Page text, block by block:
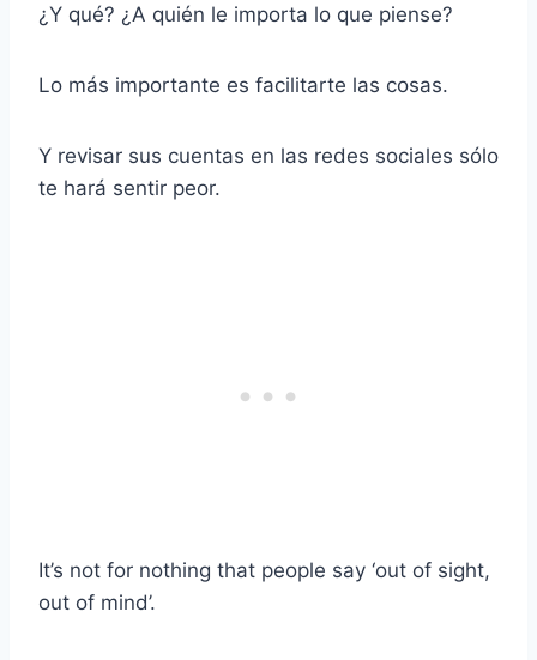
¿Y qué? ¿A quién le importa lo que piense?
Lo más importante es facilitarte las cosas.
Y revisar sus cuentas en las redes sociales sólo
te hará sentir peor.
It’s not for nothing that people say ‘out of sight,
out of mind’.